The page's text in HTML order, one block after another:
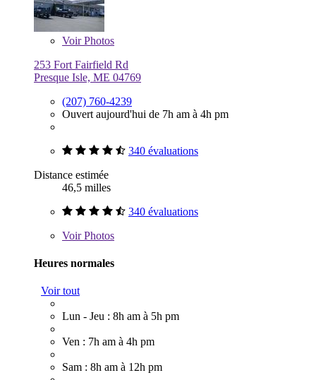
VoirPhotos
253 Fort Fairfield Rd
Presque Isle, ME 04769
(207) 760-4239
Ouvert aujourd'hui de 7h am à 4h pm
340 évaluations
Distance estimée
46,5 milles
340 évaluations
VoirPhotos
Heures normales
Voir tout
Lun - Jeu : 8h am à 5h pm
Ven : 7h am à 4h pm
Sam : 8h am à 12h pm